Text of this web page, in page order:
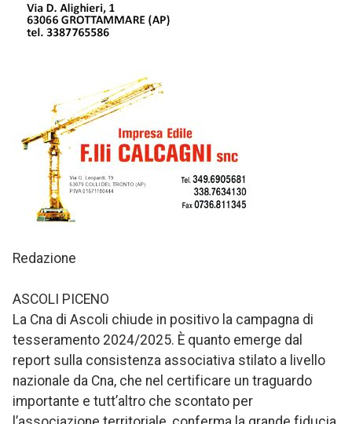
Redazione
ASCOLI PICENO
La Cna di Ascoli chiude in positivo la campagna di
tesseramento 2024/2025. È quanto emerge dal
report sulla consistenza associativa stilato a livello
nazionale da Cna, che nel certificare un traguardo
importante e tutt’altro che scontato per